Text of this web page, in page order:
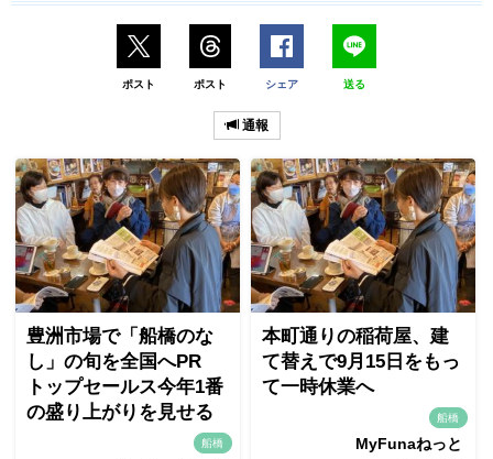
ポスト ポスト シェア 送る
通報
豊洲市場で「船橋のな
し」の旬を全国へPR
トップセールス今年1番
の盛り上がりを見せる
船橋
本町通りの稲荷屋、建
て替えで9月15日をもっ
て一時休業へ
船橋
MyFunaねっと